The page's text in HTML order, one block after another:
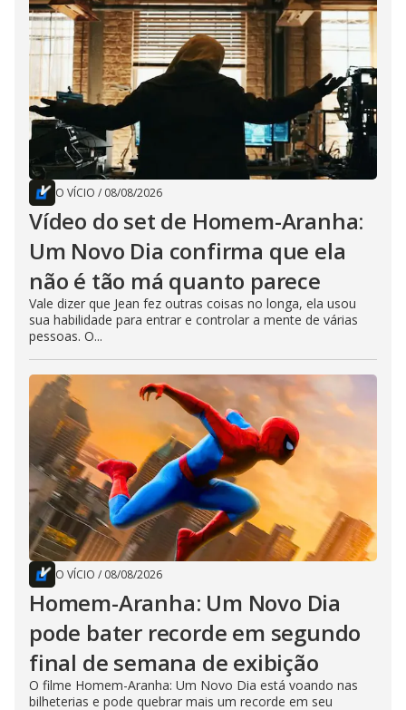
O VÍCIO / 08/08/2026
Vídeo do set de Homem-Aranha:
Um Novo Dia confirma que ela
não é tão má quanto parece
Vale dizer que Jean fez outras coisas no longa, ela usou
sua habilidade para entrar e controlar a mente de várias
pessoas. O...
O VÍCIO / 08/08/2026
Homem-Aranha: Um Novo Dia
pode bater recorde em segundo
final de semana de exibição
O filme Homem-Aranha: Um Novo Dia está voando nas
bilheterias e pode quebrar mais um recorde em seu